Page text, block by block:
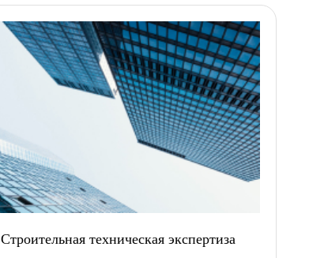
Строительная техническая экспертиза